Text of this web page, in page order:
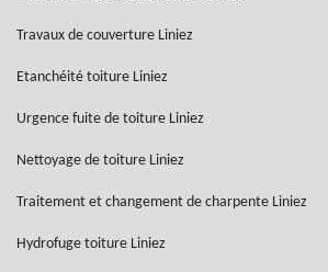
Travaux de couverture Liniez
Etanchéité toiture Liniez
Urgence fuite de toiture Liniez
Nettoyage de toiture Liniez
Traitement et changement de charpente Liniez
Hydrofuge toiture Liniez